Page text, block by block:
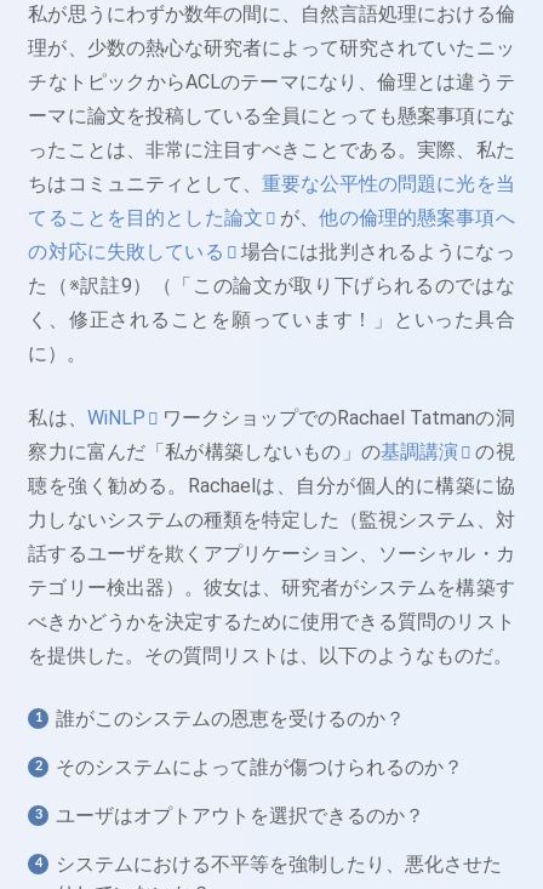
私が思うにわずか数年の間に、自然言語処理における倫
理が、少数の熱心な研究者によって研究されていたニッ
チなトピックからACLのテーマになり、倫理とは違うテ
ーマに論文を投稿している全員にとっても懸案事項にな
ったことは、非常に注目すべきことである。実際、私た
ちはコミュニティとして、 重要な公平性の問題に光を当
てることを目的とした論文
が、他の倫理的懸案事項へ
の対応に失敗している
場合には批判されるようになっ
た（※訳註9）（「この論文が取り下げられるのではな
く、修正されることを願っています！」といった具合
に）。
私は、 WiNLP
ワークショップでのRachael Tatmanの洞
察力に富んだ「私が構築しないもの」の基調講演
の視
聴を強く勧める。Rachaelは、自分が個人的に構築に協
力しないシステムの種類を特定した（監視システム、対
話するユーザを欺くアプリケーション、ソーシャル・カ
テゴリー検出器）。彼女は、研究者がシステムを構築す
べきかどうかを決定するために使用できる質問のリスト
を提供した。その質問リストは、以下のようなものだ。
誰がこのシステムの恩恵を受けるのか？
そのシステムによって誰が傷つけられるのか？
ユーザはオプトアウトを選択できるのか？
システムにおける不平等を強制したり、悪化させた